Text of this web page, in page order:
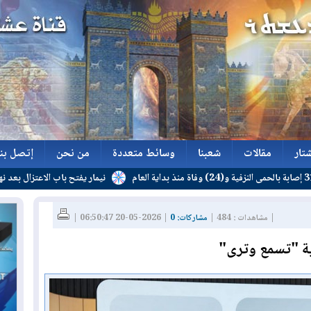
مقالات
مقالات
شعبنا
شعبنا
وسائط متعددة
وسائط متعددة
من نحن
من نحن
إتصل
إتصل
نيمار يفتح باب الاعتزال بعد نهاية عقده
| مشاهدات : 484 | مشاركات: 0
"تسمع وترى"